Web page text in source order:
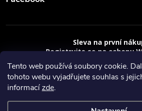
Tento web používá soubory cookie.
tohoto webu vyjadřujete souhlas s
informacízde.
Copyright 2026
VRÁCENÍ 14 DNÍ
Sleva na první
Registrujte se na eshopu
sleva 100 Kč* na nákup
Registrace